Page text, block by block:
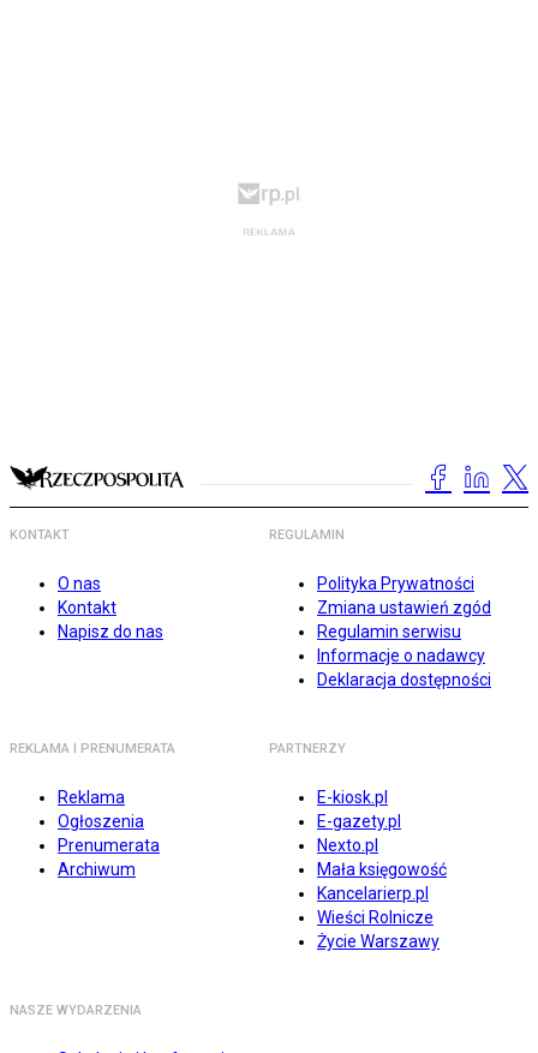
KONTAKT
O nas
Kontakt
Napisz do nas
REGULAMIN
Polityka Prywatności
Zmiana ustawień zgód
Regulamin serwisu
Informacje o nadawcy
Deklaracja dostępności
REKLAMA I PRENUMERATA
Reklama
Ogłoszenia
Prenumerata
Archiwum
PARTNERZY
E-kiosk.pl
E-gazety.pl
Nexto.pl
Mała księgowość
Kancelarierp.pl
Wieści Rolnicze
Życie Warszawy
NASZE WYDARZENIA